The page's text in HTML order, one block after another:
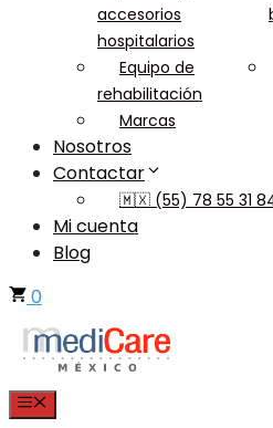
accesorios
hospitalarios
Equipo de
rehabilitación
Marcas
Nosotros
Contactar
🇲🇽 (55) 78 55 31
Mi cuenta
Blog
0
Menu